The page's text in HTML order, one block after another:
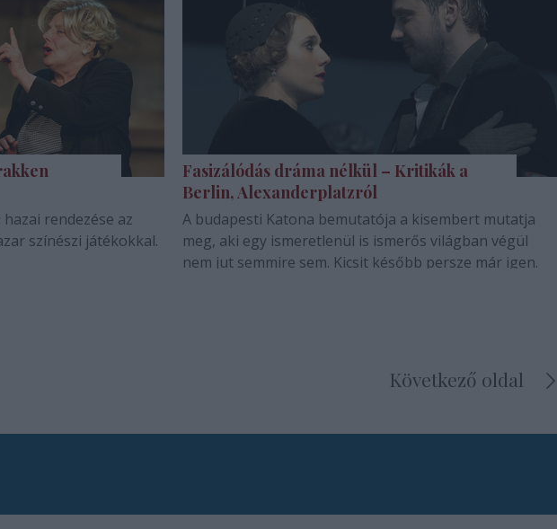
rendezése az
színészi játékokkal.
Fasizálódás dráma nélkül – Kritikák a
Berlin, Alexanderplatzról
A budapesti Katona bemutatója a kisembert mutatja
meg, aki egy ismeretlenül is ismerős világban végül
nem jut semmire sem. Kicsit később persze már igen.
Következő oldal